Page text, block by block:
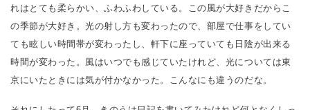
れはとても柔らかい、ふわふわしている。この風が大好きだからこ
の季節が大好き。光の射し方も変わったので、部屋で仕事をしてい
ても眩しい時間帯が変わったし、軒下に座っていても日陰が出来る
時間が変わった。風はいつでも感じていたけれど、光については東
京にいたときには気が付かなかった。こんなにも違うのだな。